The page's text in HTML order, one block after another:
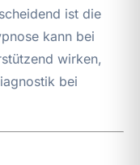
ist die
kann bei
wirken,
bei